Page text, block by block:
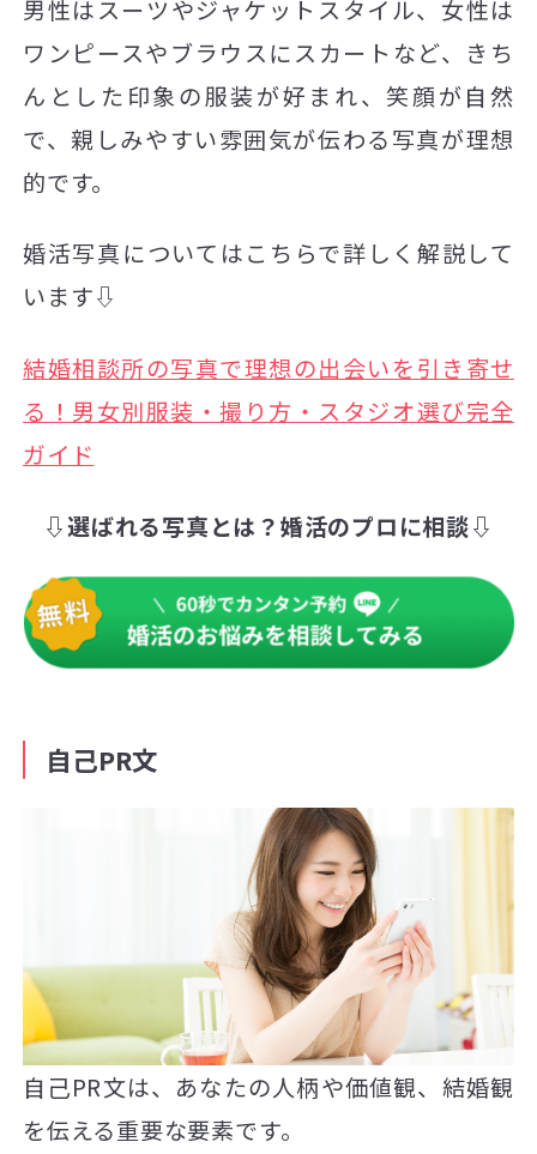
男性はスーツやジャケットスタイル、女性は
ワンピースやブラウスにスカートなど、きち
んとした印象の服装が好まれ、笑顔が自然
で、親しみやすい雰囲気が伝わる写真が理想
的です。
婚活写真についてはこちらで詳しく解説して
います⇩
結婚相談所の写真で理想の出会いを引き寄せ
る！男女別服装・撮り方・スタジオ選び完全
ガイド
⇩選ばれる写真とは？婚活のプロに相談⇩
自己PR文
自己PR文は、あなたの人柄や価値観、結婚観
を伝える重要な要素です。